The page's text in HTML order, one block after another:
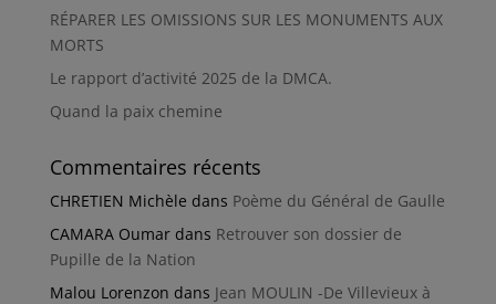
RÉPARER LES OMISSIONS SUR LES MONUMENTS AUX
MORTS
Le rapport d’activité 2025 de la DMCA.
Quand la paix chemine
Commentaires récents
CHRETIEN Michèle dans Poème du Général de Gaulle
CAMARA Oumardans Retrouver son dossier de
Pupille de la Nation
Malou Lorenzon dans Jean MOULIN -De Villevieux à